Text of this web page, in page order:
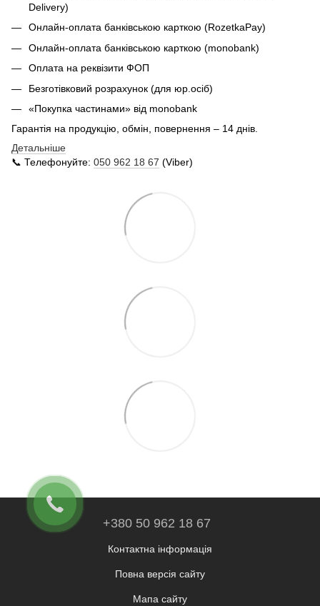
Delivery)
Онлайн-оплата банківською карткою (RozetkaPay)
Онлайн-оплата банківською карткою (monobank)
Оплата на реквізити ФОП
Безготівковий розрахунок (для юр.осіб)
«Покупка частинами» від monobank
Гарантія на продукцію, обмін, повернення – 14 днів.
Детальніше
📞 Телефонуйте: 050 962 18 67 (Viber)
+380 50 962 18 67
Контактна інформація
Повна версія сайту
Мапа сайту